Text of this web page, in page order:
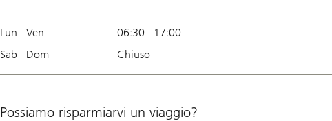
Lun - Ven 06:30 - 17:00
Sab - Dom
Chiuso
Possiamo risparmiarvi un viaggio?